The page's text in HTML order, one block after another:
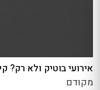
אירועי בוטיק ולא רק?
מקודם